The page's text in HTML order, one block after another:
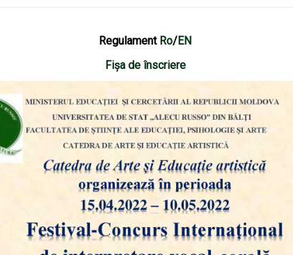
Regulament Ro/EN
Fișa de înscriere